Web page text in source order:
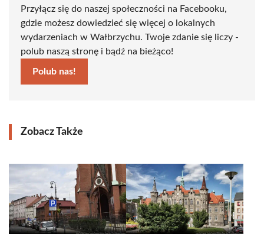
Przyłącz się do naszej społeczności na Facebooku,
gdzie możesz dowiedzieć się więcej o lokalnych
wydarzeniach w Wałbrzychu. Twoje zdanie się liczy -
polub naszą stronę i bądź na bieżąco!
Polub nas!
Zobacz Także